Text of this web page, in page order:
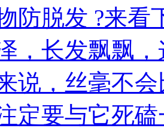
防脱发 ?来看
，长发飘飘
说，丝毫不
定要与它死